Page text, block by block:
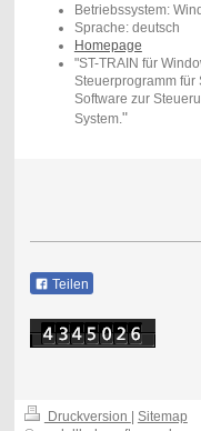
Betriebssystem:
Sprache: deutsch
Homepage
"ST-TRAIN für
Steuerprogramm für
Software zur
System."
Teilen
Druckversion | Sitemap